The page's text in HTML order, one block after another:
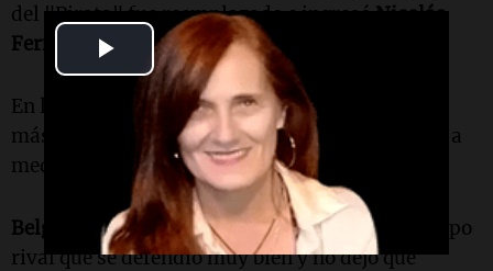
Play
Video
del "Pirata" fue reemplazado e ingresóNicolás
Fernández.
En la segunda parte,Belgranofue a buscar con
más ímpetu que ideas y no pudo romper el cero a
medida que pasaba el partido.
Belgrano
intentó con centros incomodar al equipo
rival que se defendió muy bien y no dejó que